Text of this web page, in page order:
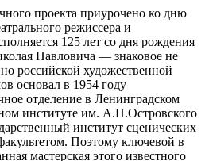
проекта приурочено ко дню
режиссера и
125 лет со дня рождения
Павловича — знаковое не
российской художественной
основал в 1954 году
отделение в Ленинградском
институте им. А.Н.Островского
институт сценических
Поэтому ключевой в
мастерская этого известного